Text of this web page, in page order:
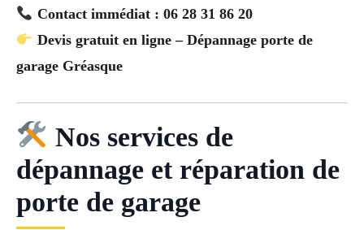
Contact immédiat : 06 28 31 86 20
Devis gratuit en ligne – Dépannage porte de
garage Gréasque
Nos services de
dépannage et réparation de
porte de garage